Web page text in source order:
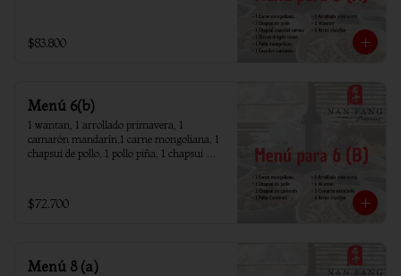
$83.800
Menú 6(b)
1 wantan, 1 arrollado primavera, 1
camarón mandarín,1 carne mongoliana, 1
chapsui de pollo, 1 pollo piña, 1 chapsui
$72.700
Menú 8 (a)